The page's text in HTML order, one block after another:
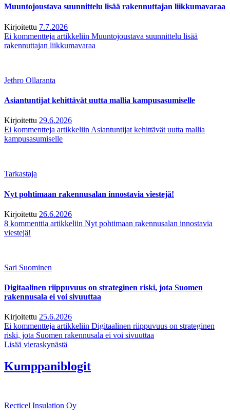
Muuntojoustava suunnittelu lisää rakennuttajan liikkumavaraa
Kirjoitettu 7.7.2026
Ei kommentteja artikkeliin Muuntojoustava suunnittelu lisää
rakennuttajan liikkumavaraa
Jethro Ollaranta
Asiantuntijat kehittävät uutta mallia kampusasumiselle
Kirjoitettu 29.6.2026
Ei kommentteja artikkeliin Asiantuntijat kehittävät uutta mallia
kampusasumiselle
Tarkastaja
Nyt pohtimaan rakennusalan innostavia viestejä!
Kirjoitettu 26.6.2026
8 kommenttia artikkeliin Nyt pohtimaan rakennusalan innostavia
viestejä!
Sari Suominen
Digitaalinen riippuvuus on strateginen riski, jota Suomen
rakennusala ei voi sivuuttaa
Kirjoitettu 25.6.2026
Ei kommentteja artikkeliin Digitaalinen riippuvuus on strateginen
riski, jota Suomen rakennusala ei voi sivuuttaa
Lisää vieraskynästä
Kumppaniblogit
Recticel Insulation Oy